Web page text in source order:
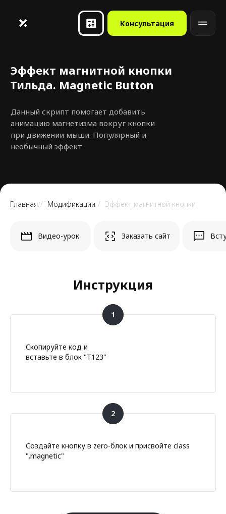
Консультация
Данный скрипт помогает добавить
анимацию магнетизма вокруг кнопки
при движении мыши. Популярный и
необычный эффект
Эффект магнитной кнопки
Тильда. Magnetic Button
Главная / Модификации / Эффект магнитной кнопки
Заказать сайт
Видео-урок
Инструкция
Cкопируйте код и
вставьте в блок "T123"
Создайте кнопку в zero-блок и присвойте class
".magnetic"